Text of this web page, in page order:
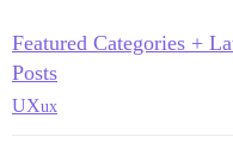
Featured Categories +
Posts
UXux